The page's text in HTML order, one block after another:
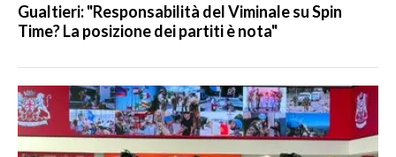
Gualtieri: "Responsabilità del Viminale su Spin
Time? La posizione dei partiti è nota"